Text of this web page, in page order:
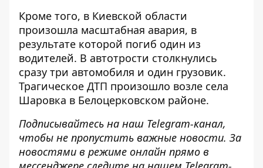
Кроме того, в Киевской области
произошла масштабная авария, в
результате которой погиб один из
водителей. В автотрости столкнулись
сразу три автомобиля и один грузовик.
Трагическое ДТП произошло возле села
Шаровка в Белоцерковском районе.
Подписывайтесь на наш Telegram-канал,
чтобы не пропустить важные новости. За
новостями в режиме онлайн прямо в